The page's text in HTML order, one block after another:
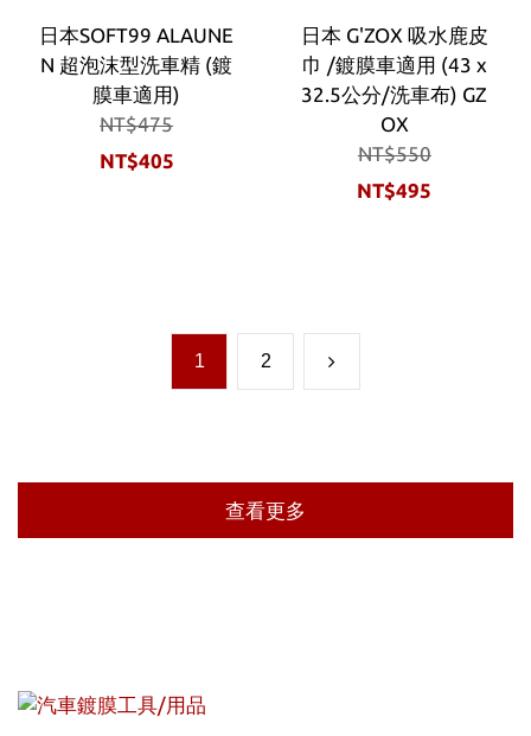
日本SOFT99 ALAUNE
N 超泡沫型洗車精 (鍍
膜車適用)
NT$475
NT$405
日本 G'ZOX 吸水鹿皮
巾 /鍍膜車適用 (43 x
32.5公分/洗車布) GZ
OX
NT$550
NT$495
1 2
查看更多